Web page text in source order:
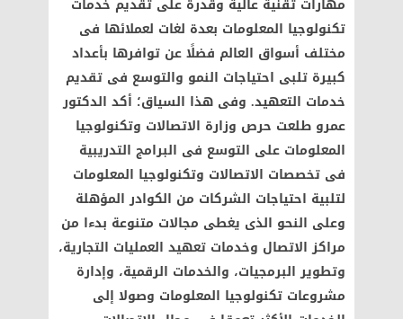
مهارات تقنية عالية وقدرة على تقديم خدمات
تكنولوجيا المعلومات بعدة لغات لعملائها فى
مختلف أسواق العالم فضلًا عن توافرها بأعداد
كبيرة تلبى احتياجات النمو والتوسع فى تقديم
خدمات التعهيد. وفى هذا السياق؛ أكد الدكتور
عمرو طلعت حرص وزارة الاتصالات وتكنولوجيا
المعلومات على التوسع فى البرامج التدريبية
فى تخصصات الاتصالات وتكنولوجيا المعلومات
لتلبية احتياجات الشركات من الكوادر المؤهلة
وعلى النحو الذى يغطى مجالات متنوعة بدءا من
مراكز الاتصال وخدمات تعهيد العمليات التجارية،
وتطوير البرمجيات، والخدمات الرقمية، وإدارة
مشروعات تكنولوجيا المعلومات وصولا إلى